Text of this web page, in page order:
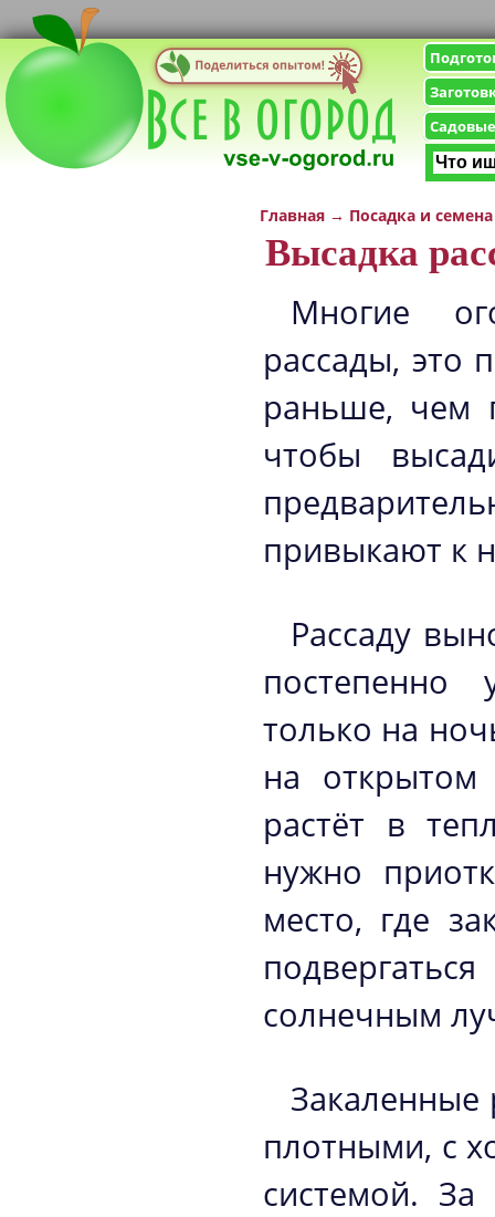
Главная → Посадка и семена
Высадка
Многие
рассады, это
раньше, чем
чтобы
привыкают к
Рассаду
постепенно
только на
на открытом
растёт в
нужно
место, где
солнечным
Закаленные
плотными, с
системой.